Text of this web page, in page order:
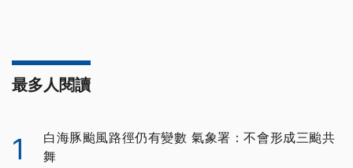
最多人閱讀
1
白海豚颱風路徑仍有變數 氣象署：不會形成三颱共
舞